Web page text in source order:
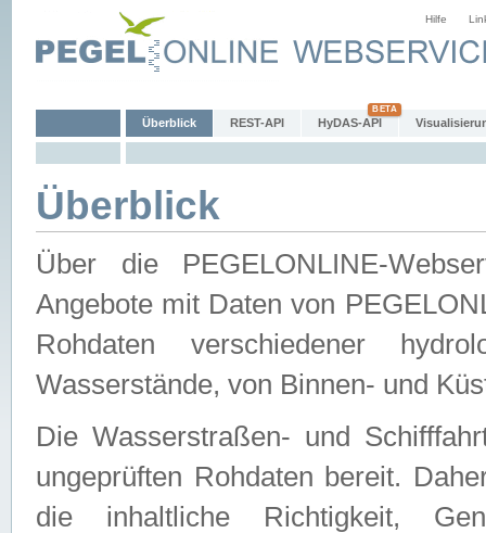
Hilfe
Überblick REST-API HyDAS-API
Überblick
Über die PEGELONLINE-
Angebote mit Daten von
Rohdaten verschiedener
Wasserstände, von Binnen- und
Die Wasserstraßen- und
ungeprüften Rohdaten bereit.
die inhaltliche Richtigkeit,